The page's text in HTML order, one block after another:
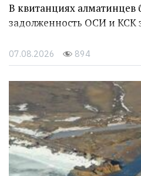
В квитанциях алматинцев
задолженность ОСИ и КСК
07.08.2026 894